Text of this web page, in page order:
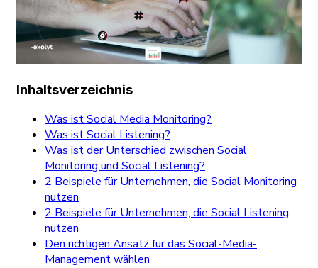
Inhaltsverzeichnis
Was ist Social Media Monitoring?
Was ist Social Listening?
Was ist der Unterschied zwischen Social
Monitoring und Social Listening?
2 Beispiele für Unternehmen, die Social Monitoring
nutzen
2 Beispiele für Unternehmen, die Social Listening
nutzen
Den richtigen Ansatz für das Social-Media-
Management wählen